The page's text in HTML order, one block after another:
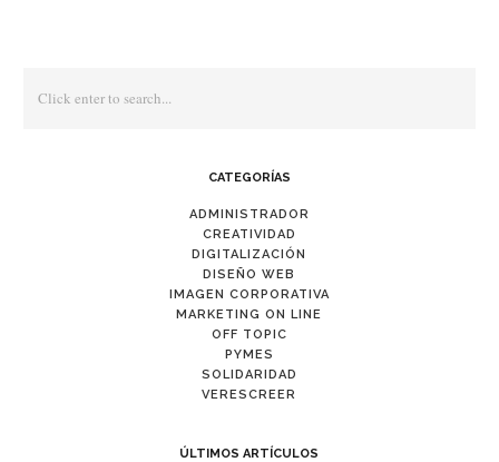
CATEGORÍAS
ADMINISTRADOR
CREATIVIDAD
DIGITALIZACIÓN
DISEÑO WEB
IMAGEN CORPORATIVA
MARKETING ON LINE
OFF TOPIC
PYMES
SOLIDARIDAD
VERESCREER
ÚLTIMOS ARTÍCULOS